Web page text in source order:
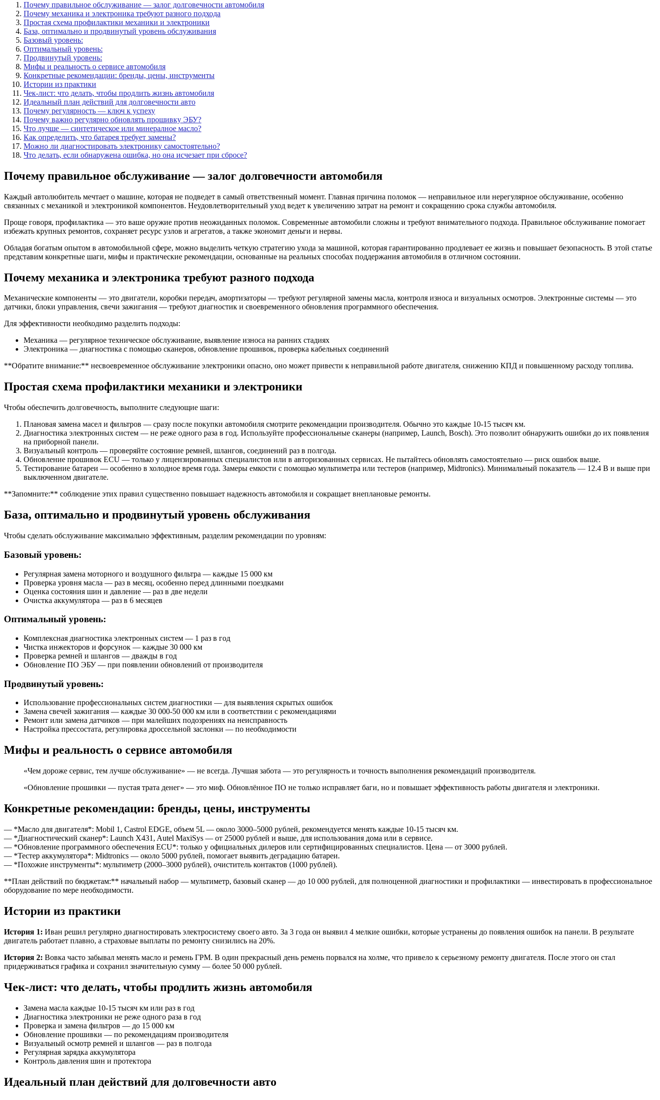
Почему правильное обслуживание — залог долговечности автомобиля
Почему механика и электроника требуют разного подхода
Простая схема профилактики механики и электроники
База, оптимально и продвинутый уровень обслуживания
Базовый уровень:
Оптимальный уровень:
Продвинутый уровень:
Мифы и реальность о сервисе автомобиля
Конкретные рекомендации: бренды, цены, инструменты
Истории из практики
Чек-лист: что делать, чтобы продлить жизнь автомобиля
Идеальный план действий для долговечности авто
Почему регулярность — ключ к успеху
Почему важно регулярно обновлять прошивку ЭБУ?
Что лучше — синтетическое или минералное масло?
Как определить, что батарея требует замены?
Можно ли диагностировать электронику самостоятельно?
Что делать, если обнаружена ошибка, но она исчезает при сбросе?
Почему правильное обслуживание — залог долговечности автомобиля
Каждый автолюбитель мечтает о машине, которая не подведет в самый ответственный момент. Главная причина поломок — неправильное или нерегулярное обслуживание, особенно
связанных с механикой и электроникой компонентов. Неудовлетворительный уход ведет к увеличению затрат на ремонт и сокращению срока службы автомобиля.
Проще говоря, профилактика — это ваше оружие против неожиданных поломок. Современные автомобили сложны и требуют внимательного подхода. Правильное обслуживание помогает
избежать крупных ремонтов, сохраняет ресурс узлов и агрегатов, а также экономит деньги и нервы.
Обладая богатым опытом в автомобильной сфере, можно выделить четкую стратегию ухода за машиной, которая гарантированно продлевает ее жизнь и повышает безопасность. В этой статье
представим конкретные шаги, мифы и практические рекомендации, основанные на реальных способах поддержания автомобиля в отличном состоянии.
Почему механика и электроника требуют разного подхода
Механические компоненты — это двигатели, коробки передач, амортизаторы — требуют регулярной замены масла, контроля износа и визуальных осмотров. Электронные системы — это
датчики, блоки управления, свечи зажигания — требуют диагностик и своевременного обновления программного обеспечения.
Для эффективности необходимо разделить подходы:
Механика — регулярное техническое обслуживание, выявление износа на ранних стадиях
Электроника — диагностика с помощью сканеров, обновление прошивок, проверка кабельных соединений
**Обратите внимание:** несвоевременное обслуживание электроники опасно, оно может привести к неправильной работе двигателя, снижению КПД и повышенному расходу топлива.
Простая схема профилактики механики и электроники
Чтобы обеспечить долговечность, выполните следующие шаги:
Плановая замена масел и фильтров — сразу после покупки автомобиля смотрите рекомендации производителя. Обычно это каждые 10-15 тысяч км.
Диагностика электронных систем — не реже одного раза в год. Используйте профессиональные сканеры (например, Launch, Bosch). Это позволит обнаружить ошибки до их появления
на приборной панели.
Визуальный контроль — проверяйте состояние ремней, шлангов, соединений раз в полгода.
Обновление прошивок ECU — только у лицензированных специалистов или в авторизованных сервисах. Не пытайтесь обновлять самостоятельно — риск ошибок выше.
Тестирование батареи — особенно в холодное время года. Замеры емкости с помощью мультиметра или тестеров (например, Midtronics). Минимальный показатель — 12.4 В и выше при
выключенном двигателе.
**Запомните:** соблюдение этих правил существенно повышает надежность автомобиля и сокращает внеплановые ремонты.
База, оптимально и продвинутый уровень обслуживания
Чтобы сделать обслуживание максимально эффективным, разделим рекомендации по уровням:
Базовый уровень:
Регулярная замена моторного и воздушного фильтра — каждые 15 000 км
Проверка уровня масла — раз в месяц, особенно перед длинными поездками
Оценка состояния шин и давление — раз в две недели
Очистка аккумулятора — раз в 6 месяцев
Оптимальный уровень:
Комплексная диагностика электронных систем — 1 раз в год
Чистка инжекторов и форсунок — каждые 30 000 км
Проверка ремней и шлангов — дважды в год
Обновление ПО ЭБУ — при появлении обновлений от производителя
Продвинутый уровень:
Использование профессиональных систем диагностики — для выявления скрытых ошибок
Замена свечей зажигания — каждые 30 000-50 000 км или в соответствии с рекомендациями
Ремонт или замена датчиков — при малейших подозрениях на неисправность
Настройка прессостата, регулировка дроссельной заслонки — по необходимости
Мифы и реальность о сервисе автомобиля
«Чем дороже сервис, тем лучше обслуживание» — не всегда. Лучшая забота — это регулярность и точность выполнения рекомендаций производителя.
«Обновление прошивки — пустая трата денег» — это миф. Обновлённое ПО не только исправляет баги, но и повышает эффективность работы двигателя и электроники.
Конкретные рекомендации: бренды, цены, инструменты
— *Масло для двигателя*: Mobil 1, Castrol EDGE, объем 5L — около 3000–5000 рублей, рекомендуется менять каждые 10-15 тысяч км.
— *Диагностический сканер*: Launch X431, Autel MaxiSys — от 25000 рублей и выше, для использования дома или в сервисе.
— *Обновление программного обеспечения ECU*: только у официальных дилеров или сертифицированных специалистов. Цена — от 3000 рублей.
— *Тестер аккумулятора*: Midtronics — около 5000 рублей, помогает выявить деградацию батареи.
— *Похожие инструменты*: мультиметр (2000–3000 рублей), очиститель контактов (1000 рублей).
**План действий по бюджетам:** начальный набор — мультиметр, базовый сканер — до 10 000 рублей, для полноценной диагностики и профилактики — инвестировать в профессиональное
оборудование по мере необходимости.
Истории из практики
История 1: Иван решил регулярно диагностировать электросистему своего авто. За 3 года он выявил 4 мелкие ошибки, которые устранены до появления ошибок на панели. В результате
двигатель работает плавно, а страховые выплаты по ремонту снизились на 20%.
История 2: Вовка часто забывал менять масло и ремень ГРМ. В один прекрасный день ремень порвался на холме, что привело к серьезному ремонту двигателя. После этого он стал
придерживаться графика и сохранил значительную сумму — более 50 000 рублей.
Чек-лист: что делать, чтобы продлить жизнь автомобиля
Замена масла каждые 10-15 тысяч км или раз в год
Диагностика электроники не реже одного раза в год
Проверка и замена фильтров — до 15 000 км
Обновление прошивки — по рекомендациям производителя
Визуальный осмотр ремней и шлангов — раз в полгода
Регулярная зарядка аккумулятора
Контроль давления шин и протектора
Идеальный план действий для долговечности авто